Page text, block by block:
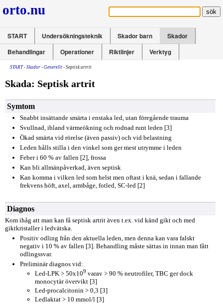
orto.nu
START Undersökningsteknik Skador barn
Skador
Behandlingar
Operationer Riktlinjer Verktyg
START- Skador - Generellt - Septisk artrit
Skada: Septisk artrit
Symtom
Snabbt insättande smärta i enstaka led, utan föregående trauma
Svullnad, ibland värmeökning och rodnad runt leden [3]
Ökad smärta vid rörelse (även passiv) och vid belastning
Leden hålls stilla i den vinkel som ger mest utrymme i leden
Feber i 60 % av fallen [2], frossa
Kan bli allmänpåverkad, även septisk
Kan komma i vilken led som helst men oftast i knä, sedan i fallande
frekvens höft, axel, armbåge, fotled, SC-led [2]
Diagnos
Kom ihåg att man kan få septisk artrit även t.ex. vid känd gikt och med
giktkristaller i ledvätska.
Positiv odling från den aktuella leden, men denna kan vara falskt
negativ i 10 % av fallen [3]. Behandling måste sättas in innan man fått
odlingssvar.
Preliminär diagnos vid:
Led-LPK > 50x109 varav > 90 % neutrofiler, TBC ger dock
monocytär övervikt [3]
Led-procalcitonin > 0,3 [3]
Ledlaktat > 10 mmol/l [3]